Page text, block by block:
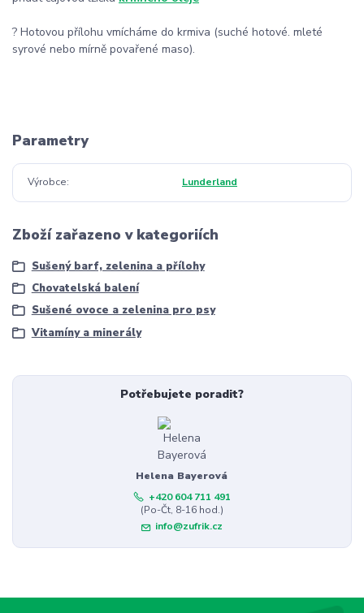
? Hotovou přílohu vmícháme do krmiva (suché hotové. mleté
syrové nebo mírně povařené maso).
Parametry
Výrobce Lunderland
Zboží zařazeno v kategoriích
Sušený barf, zelenina a přílohy
Chovatelská balení
Sušené ovoce a zelenina pro psy
Vitamíny a minerály
Potřebujete poradit?
Helena Bayerová
+420 604 711 491
(Po-Čt, 8-16 hod.)
info@zufrik.cz